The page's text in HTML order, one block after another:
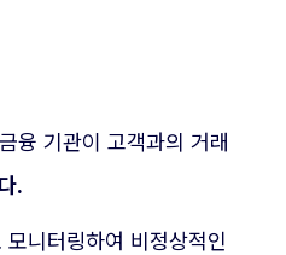
융 기관이 고객과의 거래
.
니터링하여 비정상적인